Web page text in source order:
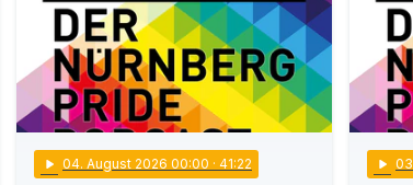
play_arrow 04. August 2026 00:00 · 41:22 play_arrow 03